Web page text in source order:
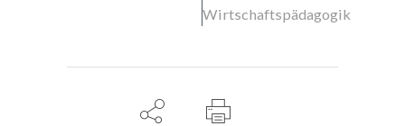
Wirtschaftspädagogik